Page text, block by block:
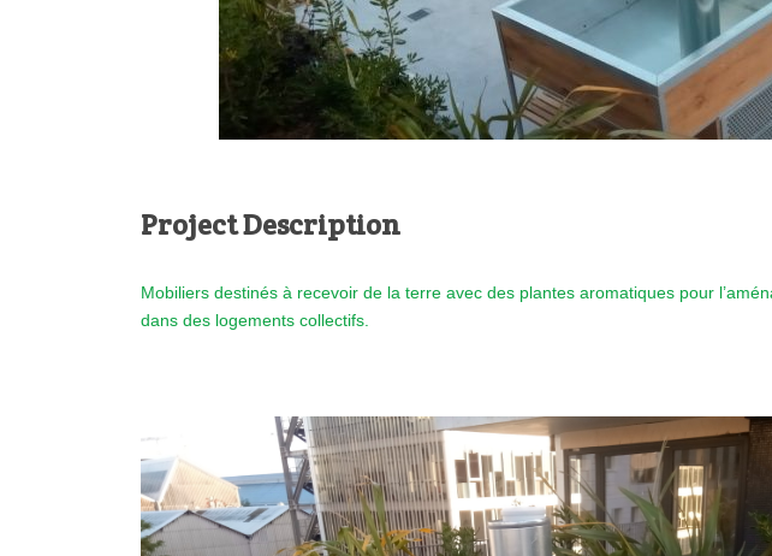
Project Description
Mobiliers destinés à recevoir de la terre avec des plantes aromatiques pour
dans des logements collectifs.